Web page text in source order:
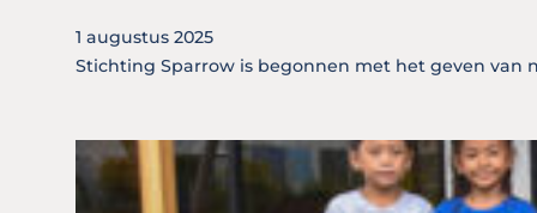
1 augustus 2025
Stichting Sparrow is begonnen met het geven van